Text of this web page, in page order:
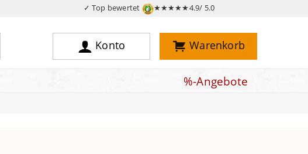
✓ Top bewertet ★★★★★4.9/ 5.0
Konto Warenkorb
%-Angebote